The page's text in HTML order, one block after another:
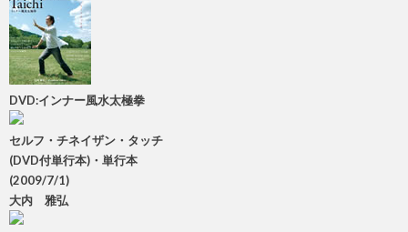
DVD:インナー風水太極拳
セルフ・チネイザン・タッチ
(DVD付単行本)・単行本
(2009/7/1)
大内 雅弘